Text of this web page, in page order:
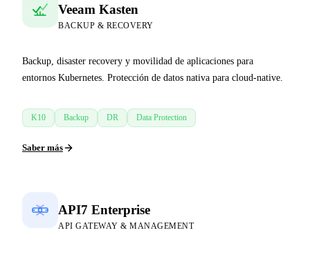
Veeam Kasten
BACKUP & RECOVERY
Backup, disaster recovery y movilidad de aplicaciones para
entornos Kubernetes. Protección de datos nativa para cloud-native.
K10 Backup DR Data Protection
Saber más
API7 Enterprise
API GATEWAY & MANAGEMENT